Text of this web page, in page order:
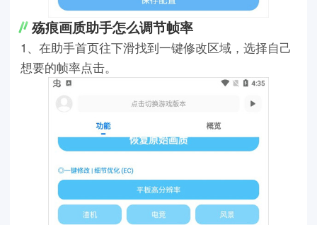
殇痕画质助手怎么调节帧率
1、在助手首页往下滑找到一键修改区域，选择自己
想要的帧率点击。